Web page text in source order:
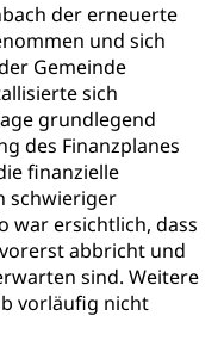
der erneuerte
und sich
Gemeinde
sich
grundlegend
des Finanzplanes
finanzielle
schwieriger
war ersichtlich, dass
abbricht und
sind. Weitere
vorläufig nicht
AHV/IV
(WAS Luzern)
Luzern)
Luzern)